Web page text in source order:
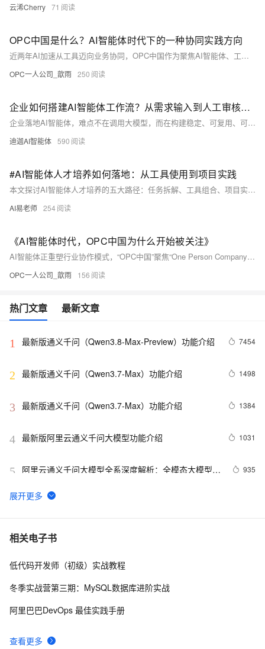
云浠Cherry 71
OPC中国是什么？AI智能体时代下的一种协同实践方向
近两年AI加速从工具迈向业务协同，OPC中国作为聚焦AI智能体、工作流与自动化协同的开源实践社区，正推动“一人即部门”（OPD）式新型人机协作范式兴起——AI重构的不是岗位，而是人与工作系统的关系。（239字）
OPC一人公司_歆雨 250
企业如何搭建AI智能体工作流？从需求输入到人工审核的六层设计
企业落地AI智能体，难点不在调用大模型，而在构建稳定、可复用、可审核的业务流程。本文提出六层工作流模型：需求输入→信息整理→AI处理→人工审核→标准输出→数据复盘，覆盖内容运营、客服、销售等场景，助力个人与企业从“工具使用者”升级为“流程设计者”。（239字）
迪迦AI智能体 590
#AI智能体人才培养如何落地：从工具使用到项目实践
本文探讨AI智能体人才培养的五大路径：任务拆解、工具组合、项目实践、成果交付与案例沉淀，强调从“会用AI”转向“用AI完成真实项目”，助力个人构建OPD（一人部门）能力，迈向OPC（一人公司）新范式。
AI易老师 254
《AI智能体时代，OPC中国为什么开始被关注》
AI智能体正重塑行业协作模式，“OPC中国”聚焦“One Person Company”理念，探索AI时代下轻量化组织、个人能力放大与新型职业教育。它倡导以AI Agent、工作流自动化和多智能体协同为核心，培养个体驾驭复杂任务的新能力。（239字）
OPC一人公司_歆雨 156
热门文章 最新文章
1 最新版通义千问（Qwen3.8-Max-Preview）功能介绍 7454
2 最新版通义千问（Qwen3.7-Max）功能介绍 1498
3 最新版通义千问（Qwen3.7-Max）功能介绍 1384
4 最新版阿里云通义千问大模型功能介绍 1031
5
阿里云通义千问大模型全系深度解析：全模态大模型功
935
6
最新版通义千问（Qwen3.8-Max-Preview）功能介绍
7 阿里云千问大模型详细介绍：包含模型、应用场景、模
8 最新版通义千问（Qwen3.7-Max）功能介绍
场景、支持订阅计划与最新活动
相关电子书
查看更多
低代码开发师（初级）实战教程
冬季实战营第三期：MySQL数据库进阶实战
阿里巴巴DevOps 最佳实践手册